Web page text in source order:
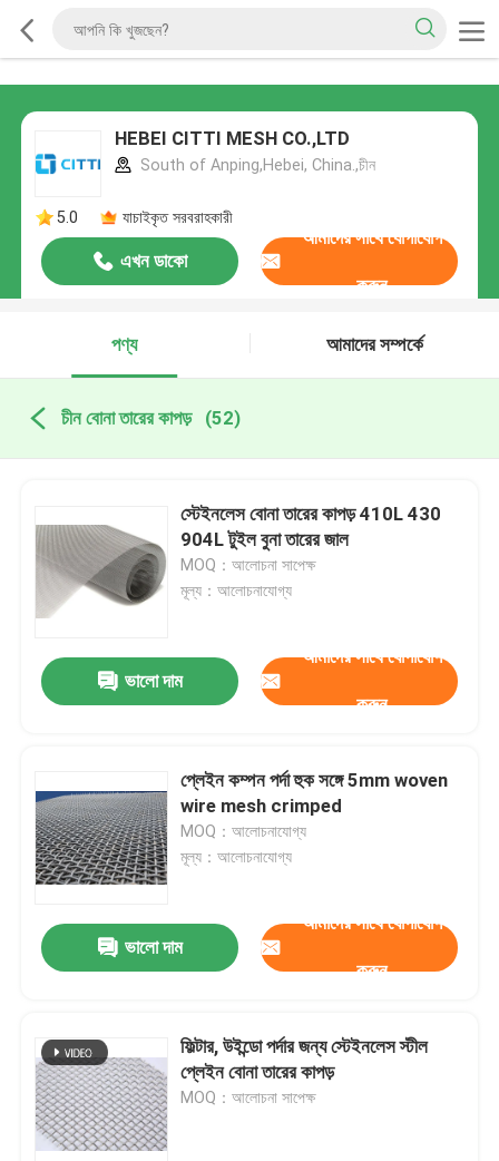
HEBEI CITTI MESH CO.,LTD
South of Anping,Hebei, China.,চীন
5.0 যাচাইকৃত সরবরাহকারী
এখন ডাকো
আমাদের সাথে যোগাযোগ
করুন
পণ্য আমাদের সম্পর্কে
চীন বোনা তারের কাপড় (52)
স্টেইনলেস বোনা তারের কাপড় 410L 430
904L টুইল বুনা তারের জাল
MOQ：আলোচনা সাপেক্ষ
মূল্য：আলোচনাযোগ্য
ভালো দাম
আমাদের সাথে যোগাযোগ
করুন
প্লেইন কম্পন পর্দা হুক সঙ্গে 5mm woven
wire mesh crimped
MOQ：আলোচনাযোগ্য
মূল্য：আলোচনাযোগ্য
ভালো দাম
আমাদের সাথে যোগাযোগ
করুন
ফিল্টার, উইন্ডো পর্দার জন্য স্টেইনলেস স্টীল
প্লেইন বোনা তারের কাপড়
MOQ：আলোচনা সাপেক্ষ